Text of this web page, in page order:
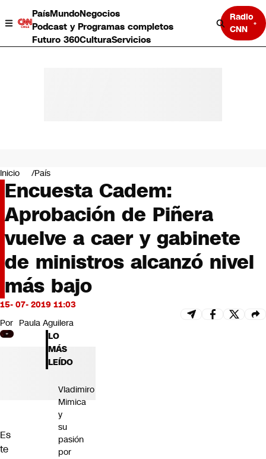
PaísMundoNegocios
Podcast y Programas completos
Futuro 360CulturaServicios
Radio
CNN
Negocios
Deportes
Programas completos
Cultura
Servicios
Bits
CNN tiempo
Futuro 360
Opinión
Inicio País
Encuesta Cadem:
Aprobación de Piñera
vuelve a caer y gabinete
de ministros alcanzó nivel
más bajo
15- 07- 2019 11:03
Por Paula Aguilera
Es
te
LO
MÁS
LEÍDO
Vladimiro
Mimica
y
su
pasión
por